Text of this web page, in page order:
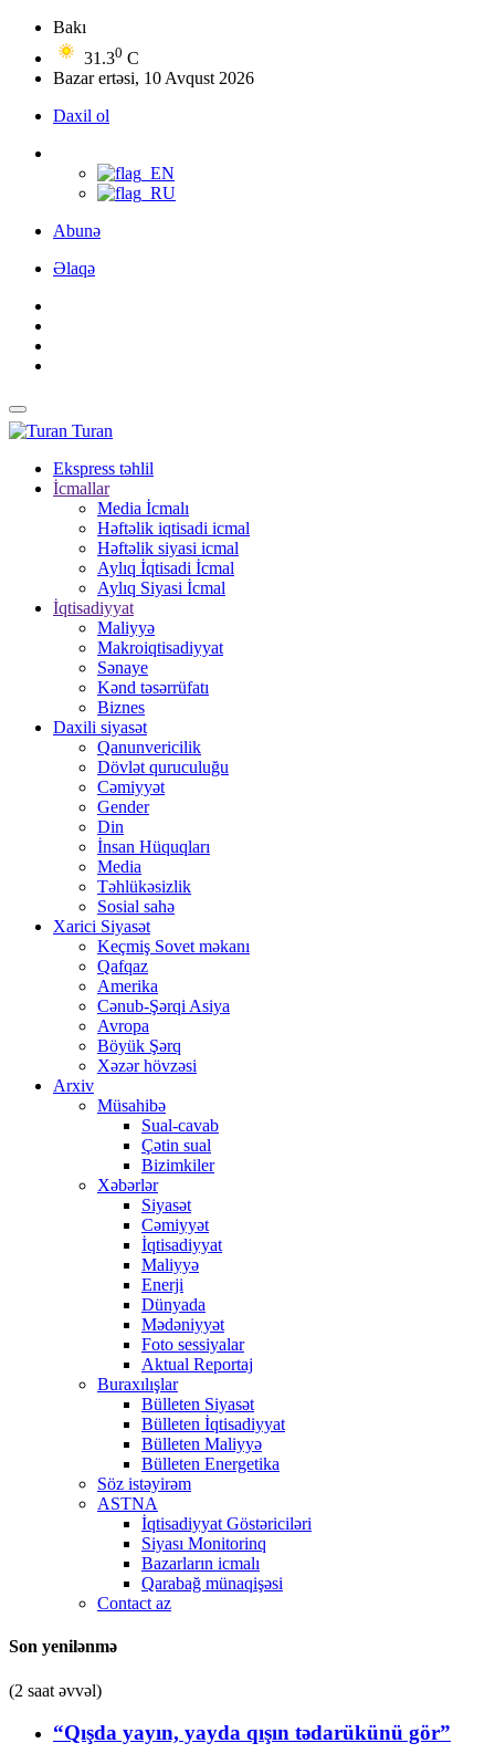
Bakı
31.30 C
Bazar ertəsi, 10 Avqust 2026
Daxil ol
Abunə
Əlaqə
Turan
Ekspress təhlil
İcmallar
Media İcmalı
Həftəlik iqtisadi icmal
Həftəlik siyasi icmal
Aylıq İqtisadi İcmal
Aylıq Siyasi İcmal
İqtisadiyyat
Maliyyə
Makroiqtisadiyyat
Sənaye
Kənd təsərrüfatı
Biznes
Daxili siyasət
Qanunvericilik
Dövlət quruculuğu
Cəmiyyət
Gender
Din
İnsan Hüquqları
Media
Təhlükəsizlik
Sosial sahə
Xarici Siyasət
Keçmiş Sovet məkanı
Qafqaz
Amerika
Cənub-Şərqi Asiya
Avropa
Böyük Şərq
Xəzər hövzəsi
Arxiv
Müsahibə
Sual-cavab
Çətin sual
Bizimkiler
Xəbərlər
Siyasət
Cəmiyyət
İqtisadiyyat
Maliyyə
Enerji
Dünyada
Mədəniyyət
Foto sessiyalar
Aktual Reportaj
Buraxılışlar
Bülleten Siyasət
Bülleten İqtisadiyyat
Bülleten Maliyyə
Bülleten Energetika
Söz istəyirəm
ASTNA
İqtisadiyyat Göstəriciləri
Siyası Monitorinq
Bazarların icmalı
Qarabağ münaqişəsi
Contact az
Son yenilənmə
(2 saat əvvəl)
“Qışda yayın, yayda qışın tədarükünü gör”